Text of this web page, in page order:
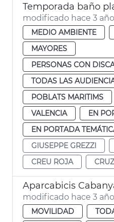
Temporada baño
modificado hace 3
MEDIO AMBIENTE
MAYORES
PERSONAS CON
TODAS LAS
POBLATS MARITIMS
VALENCIA
EN
EN PORTADA
GIUSEPPE GREZZI
CREU ROJA
Aparcabicis
modificado hace 3
MOVILIDAD